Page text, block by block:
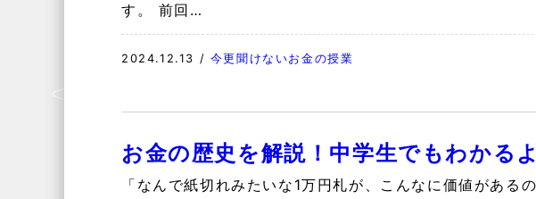
す。 前回…
2024.12.13 / 今更聞けないお金の授業
お金の歴史を解説！中学生でもわかる
「なんで紙切れみたいな1万円札が、こんなに価値があ